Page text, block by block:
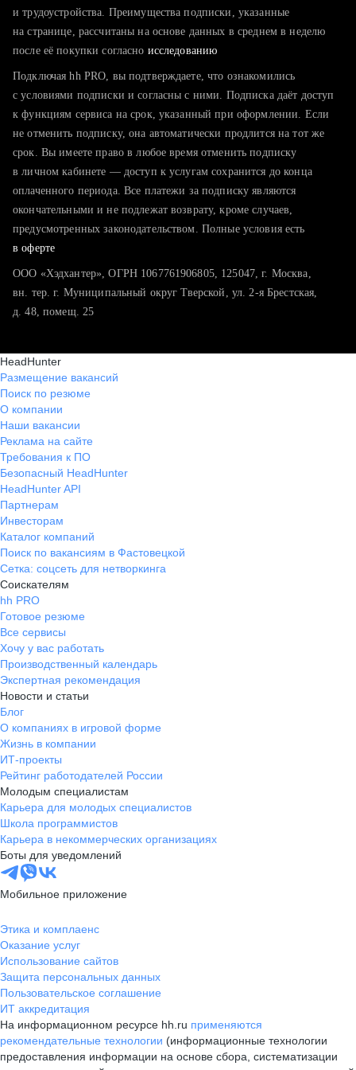
тратите много времени на поиск и вручную поднимаете
хотите сравнить себя с конкурентами и оценить шансы
и трудоустройства. Преимущества подписки, указанные
на странице, рассчитаны на основе данных в среднем в неделю
после её покупки согласно исследованию
Подключая hh PRO, вы подтверждаете, что ознакомились
с условиями подписки и согласны с ними. Подписка даёт доступ
к функциям сервиса на срок, указанный при оформлении. Если
не отменить подписку, она автоматически продлится на тот же
срок. Вы имеете право в любое время отменить подписку
в личном кабинете — доступ к услугам сохранится до конца
оплаченного периода. Все платежи за подписку являются
окончательными и не подлежат возврату, кроме случаев,
предусмотренных законодательством. Полные условия есть
в оферте
ООО «Хэдхантер», ОГРН 1067761906805, 125047, г. Москва,
вн. тер. г. Муниципальный округ Тверской, ул. 2-я Брестская,
д. 48, помещ. 25
HeadHunter
Размещение вакансий
Поиск по резюме
О компании
Наши вакансии
Реклама на сайте
Требования к ПО
Безопасный HeadHunter
HeadHunter API
Партнерам
Инвесторам
Каталог компаний
Поиск по вакансиям в Фастовецкой
Сетка: соцсеть для нетворкинга
Соискателям
hh PRO
Готовое резюме
Все сервисы
Хочу у вас работать
Производственный календарь
Экспертная рекомендация
Новости и статьи
Блог
О компаниях в игровой форме
Жизнь в компании
ИТ-проекты
Рейтинг работодателей России
Молодым специалистам
Карьера для молодых специалистов
Школа программистов
Карьера в некоммерческих организациях
Боты для уведомлений
Мобильное приложение
Этика и комплаенс
Оказание услуг
Использование сайтов
Защита персональных данных
Пользовательское соглашение
ИТ аккредитация
На информационном ресурсе hh.ru применяются
рекомендательные технологии (информационные технологии
предоставления информации на основе сбора, систематизации